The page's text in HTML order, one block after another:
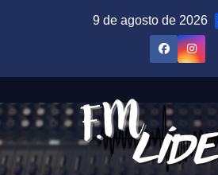
9 de agosto de 2026